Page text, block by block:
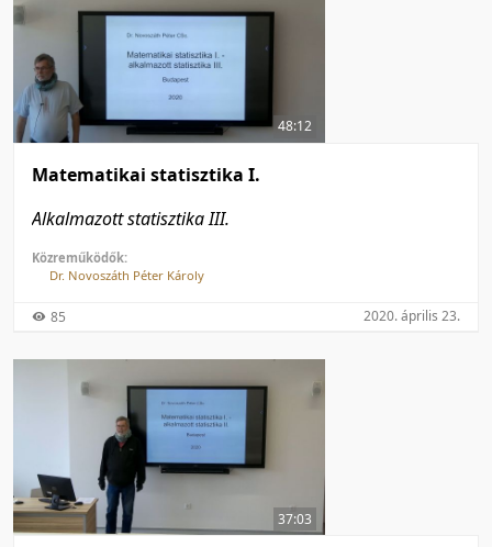
Utolsó módosítás szerint
20 tétel/oldal
50 tétel/oldal
100 tétel/oldal
48:12
Matematikai statisztika I.
Alkalmazott statisztika III.
Közreműködők:
Dr. Novoszáth Péter Károly
85 2020. április 23.
37:03